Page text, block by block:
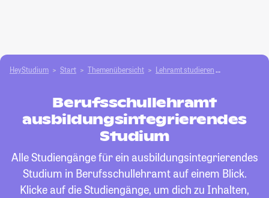
HeyStudium Start Themenübersicht Lehramt studieren
Berufsschullehramt
ausbildungsintegrierendes
Studium
Alle Studiengänge für ein ausbildungsintegrierendes
Studium in Berufsschullehramt auf einem Blick.
Klicke auf die Studiengänge, um dich zu Inhalten,